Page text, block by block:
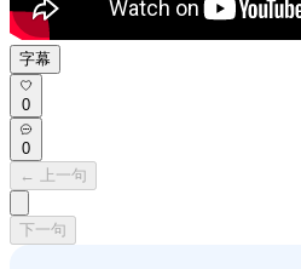
字幕
0
0
← 上一句
下一句